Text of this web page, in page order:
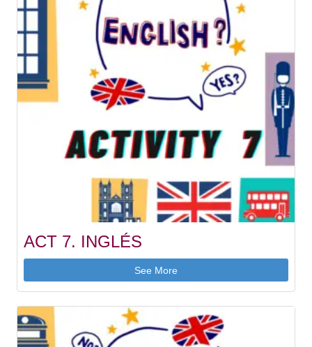
ACT 7. INGLÉS
See More